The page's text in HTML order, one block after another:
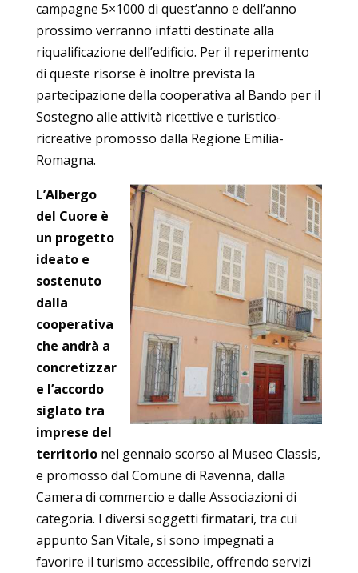
campagne 5×1000 di quest’anno e dell’anno
prossimo verranno infatti destinate alla
riqualificazione dell’edificio. Per il reperimento
di queste risorse è inoltre prevista la
partecipazione della cooperativa al Bando per il
Sostegno alle attività ricettive e turistico-
ricreative promosso dalla Regione Emilia-
Romagna.
L’Albergo
del Cuore è
un progetto
ideato e
sostenuto
dalla
cooperativa
che andrà a
concretizzar
e l’accordo
siglato tra
imprese del
territorionel gennaio scorso al Museo Classis,
e promosso dal Comune di Ravenna, dalla
Camera di commercio e dalle Associazioni di
categoria. I diversi soggetti firmatari, tra cui
appunto San Vitale, si sono impegnati a
favorire il turismo accessibile, offrendo servizi